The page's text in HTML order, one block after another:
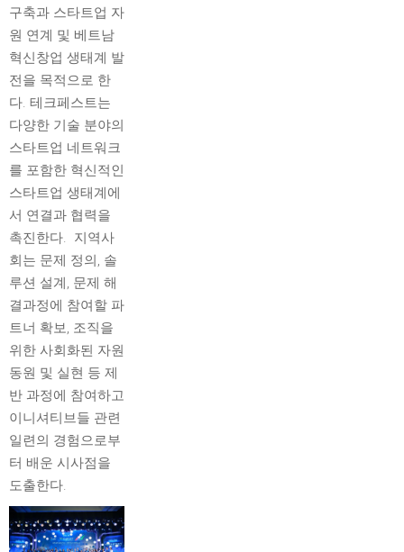
구축과 스타트업 자
원 연계 및 베트남
혁신창업 생태계 발
전을 목적으로 한
다. 테크페스트는
다양한 기술 분야의
스타트업 네트워크
를 포함한 혁신적인
스타트업 생태계에
서 연결과 협력을
촉진한다. 지역사
회는 문제 정의, 솔
루션 설계, 문제 해
결과정에 참여할 파
트너 확보, 조직을
위한 사회화된 자원
동원 및 실현 등 제
반 과정에 참여하고
이니셔티브들 관련
일련의 경험으로부
터 배운 시사점을
도출한다.